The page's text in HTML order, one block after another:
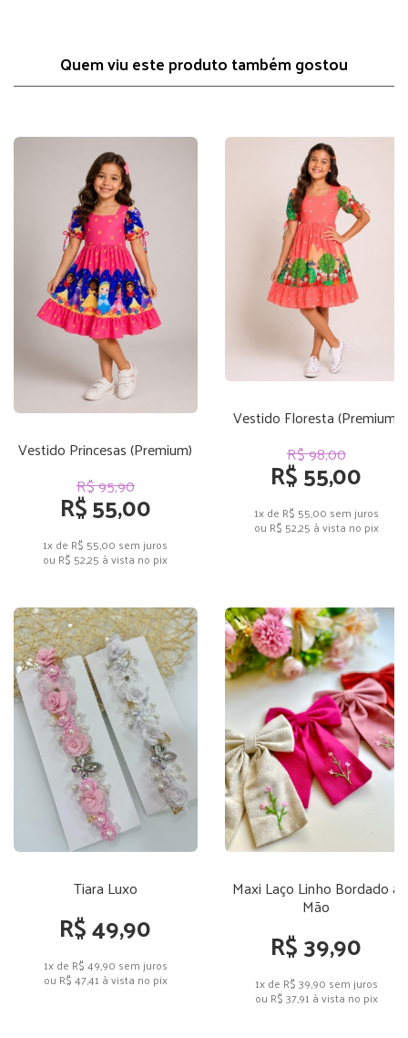
Quem viu este produto também gostou
Vestido Princesas (Premium)
R$ 95,90
R$ 55,00
1x de R$ 55,00 sem juros
ou R$ 52,25 à vista no pix
Vestido Floresta (Premium)
R$ 98,00
R$ 55,00
1x de R$ 55,00 sem juros
ou R$ 52,25 à vista no pix
Tiara Luxo
R$ 49,90
1x de R$ 49,90 sem juros
ou R$ 47,41 à vista no pix
Maxi Laço Linho Bordado a
Mão
R$ 39,90
1x de R$ 39,90 sem juros
ou R$ 37,91 à vista no pix